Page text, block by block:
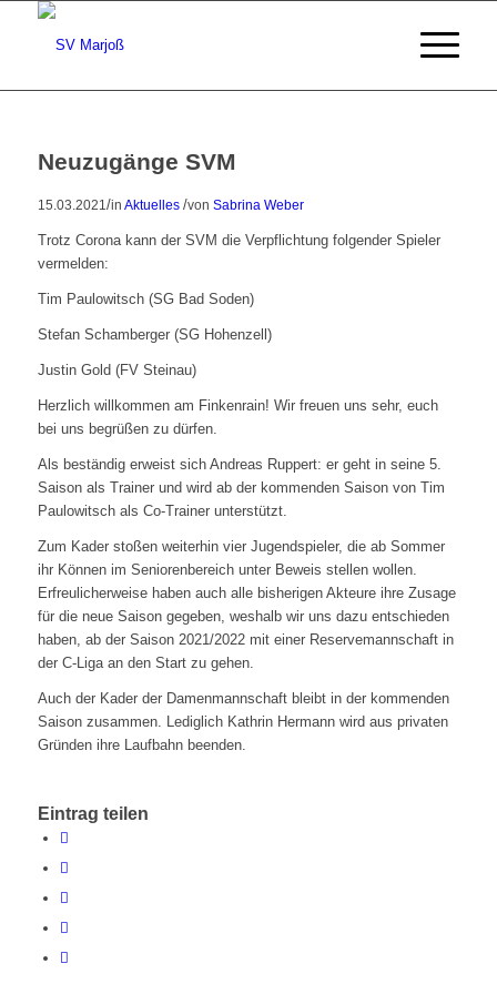
Neuzugänge SVM
15.03.2021 /in Aktuelles /von Sabrina Weber
Trotz Corona kann der SVM die Verpflichtung folgender Spieler
vermelden:
Tim Paulowitsch (SG Bad Soden)
Stefan Schamberger (SG Hohenzell)
Justin Gold (FV Steinau)
Herzlich willkommen am Finkenrain! Wir freuen uns sehr, euch
bei uns begrüßen zu dürfen.
Als beständig erweist sich Andreas Ruppert: er geht in seine 5.
Saison als Trainer und wird ab der kommenden Saison von Tim
Paulowitsch als Co-Trainer unterstützt.
Zum Kader stoßen weiterhin vier Jugendspieler, die ab Sommer
ihr Können im Seniorenbereich unter Beweis stellen wollen.
Erfreulicherweise haben auch alle bisherigen Akteure ihre Zusage
für die neue Saison gegeben, weshalb wir uns dazu entschieden
haben, ab der Saison 2021/2022 mit einer Reservemannschaft in
der C-Liga an den Start zu gehen.
Auch der Kader der Damenmannschaft bleibt in der kommenden
Saison zusammen. Lediglich Kathrin Hermann wird aus privaten
Gründen ihre Laufbahn beenden.
Eintrag teilen